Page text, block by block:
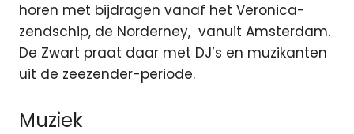
horen met bijdragen vanaf het Veronica-
zendschip, de Norderney, vanuit Amsterdam.
De Zwart praat daar met DJ’s en muzikanten
uit de zeezender-periode.
Muziek